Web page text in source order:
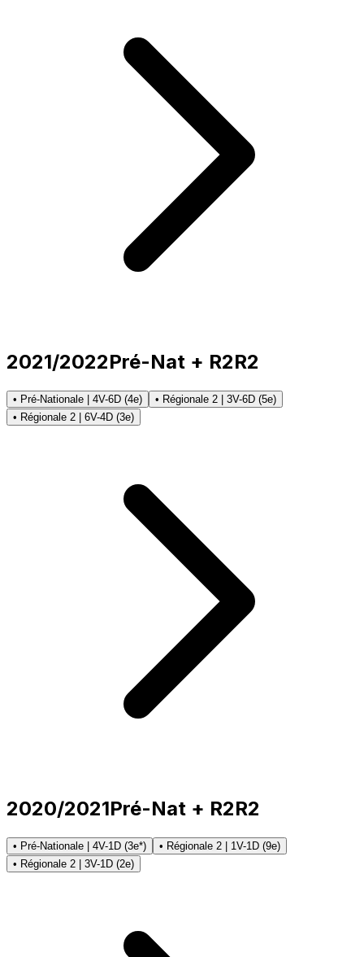
2021/2022Pré-Nat + R2R2
• Pré-Nationale | 4V-6D (4e)
• Régionale 2 | 3V-6D (5e)
• Régionale 2 | 6V-4D (3e)
2020/2021Pré-Nat + R2R2
• Pré-Nationale | 4V-1D (3e*)
• Régionale 2 | 1V-1D (9e)
• Régionale 2 | 3V-1D (2e)